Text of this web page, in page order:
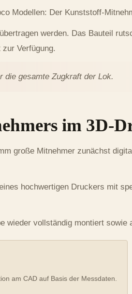
Modellen: Der Kunststoff-
werden. Das Bauteil
Verfügung.
die gesamte Zugkraft der Lok.
im 3D-
große Mitnehmer zunächst
hochwertigen Druckers mit
vollständig montiert sowie
am CAD auf Basis der Messdaten.